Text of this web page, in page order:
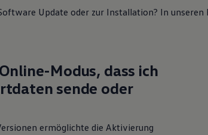
Update oder zur Installation? In unseren
Modus, dass ich
sende oder
ermöglichte die Aktivierung